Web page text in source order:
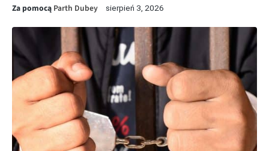
Za pomocą Parth Dubey sierpień 3, 2026